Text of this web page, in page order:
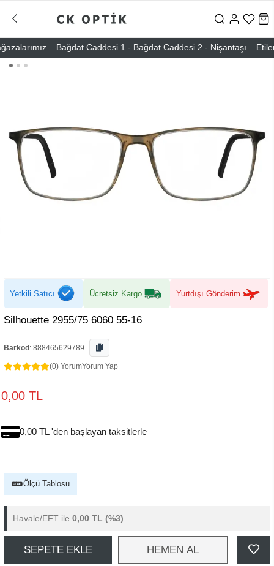
– Bağdat Caddesi 1 - Bağdat Caddesi 2 - Nişantaşı – Etiler –
Yetkili Satıcı Ücretsiz Kargo Yurtdışı Gönderim
Silhouette 2955/75 6060 55-16
Barkod : 888465629789
(0) YorumYorum Yap
0,00 TL
0,00 TL 'den başlayan taksitlerle
Ölçü Tablosu
Havale/EFT ile 0,00 TL (%3)
SEPETE EKLE HEMEN AL